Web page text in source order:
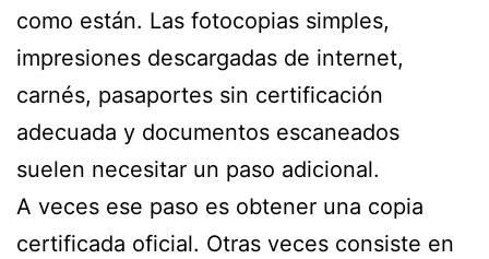
como están. Las fotocopias simples,
impresiones descargadas de internet,
carnés, pasaportes sin certificación
adecuada y documentos escaneados
suelen necesitar un paso adicional.
A veces ese paso es obtener una copia
certificada oficial. Otras veces consiste en